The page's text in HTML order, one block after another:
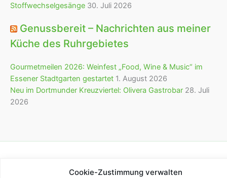
Cookie-Zustimmung verwalten
Stoffwechselgesänge 30. Juli 2026
Genussbereit – Nachrichten aus meiner
Küche des Ruhrgebietes
Gourmetmeilen 2026: Weinfest „Food, Wine & Music“ im
Essener Stadtgarten gestartet 1. August 2026
Neu im Dortmunder Kreuzviertel: Olivera Gastrobar 28. Juli
2026